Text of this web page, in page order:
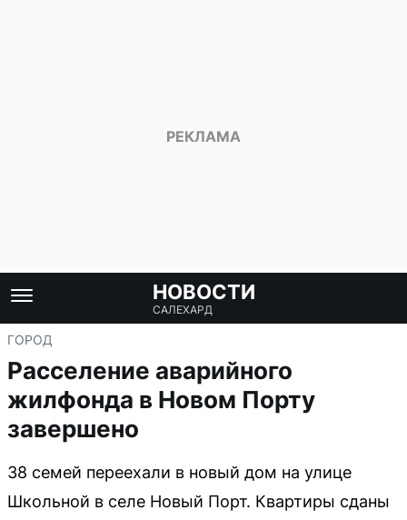
НОВОСТИ
САЛЕХАРД
ГОРОД
Расселение аварийного
жилфонда в Новом Порту
завершено
38 семей переехали в новый дом на улице
Школьной в селе Новый Порт. Квартиры сданы